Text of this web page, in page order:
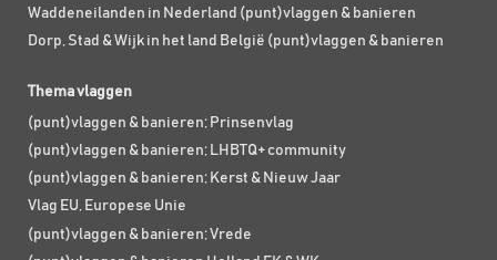
Waddeneilanden in Nederland (punt)vlaggen & banieren
Dorp, Stad & Wijk in het land België (punt)vlaggen & banieren
Thema vlaggen
(punt)vlaggen & banieren; Prinsenvlag
(punt)vlaggen & banieren; LHBTQ+ community
(punt)vlaggen & banieren; Kerst & Nieuw Jaar
Vlag EU, Europese Unie
(punt)vlaggen & banieren; Vrede